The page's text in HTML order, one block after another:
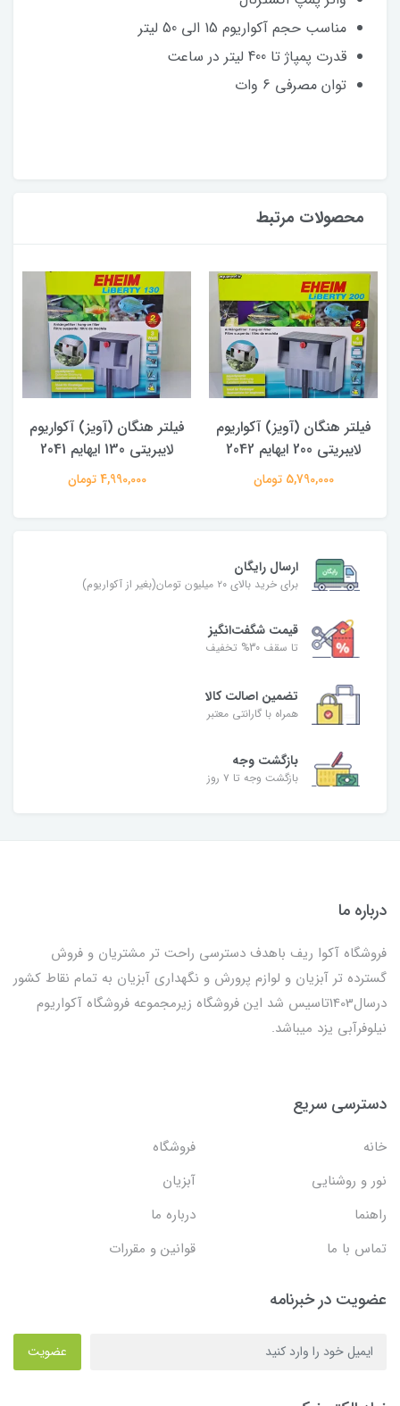
مناسب حجم آکواریوم 15 الی 50 لیتر
قدرت پمپاژ تا 400 لیتر در ساعت
توان مصرفی 6 وات
محصولات مرتبط
فیلتر هنگان (آویز) آکواریوم
لایبریتی 200 ایهایم 2042
5,790,000 تومان
فیلتر هنگان (آویز) آکواریوم
لایبریتی 130 ایهایم 2041
4,990,000 تومان
ارسال رایگان
برای خرید بالای ۲۰ میلیون تومان(بغیر از آکواریوم)
قیمت شگفت‌انگیز
تا سقف 30% تخفیف
تضمین اصالت کالا
همراه با گارانتی معتبر
بازگشت وجه
بازگشت وجه تا ۷ روز
درباره ما
فروشگاه آکوا ریف باهدف دسترسی راحت تر مشتریان و فروش
گسترده تر آبزیان و لوازم پرورش و نگهداری آبزیان به تمام نقاط کشور
درسال1403تاسیس شد این فروشگاه زیرمجموعه فروشگاه آکواریوم
نیلوفرآبی یزد میباشد.
دسترسی سریع
خانه
فروشگاه
نور و روشنایی
آبزیان
راهنما
درباره ما
تماس با ما
قوانین و مقررات
عضویت در خبرنامه
عضویت